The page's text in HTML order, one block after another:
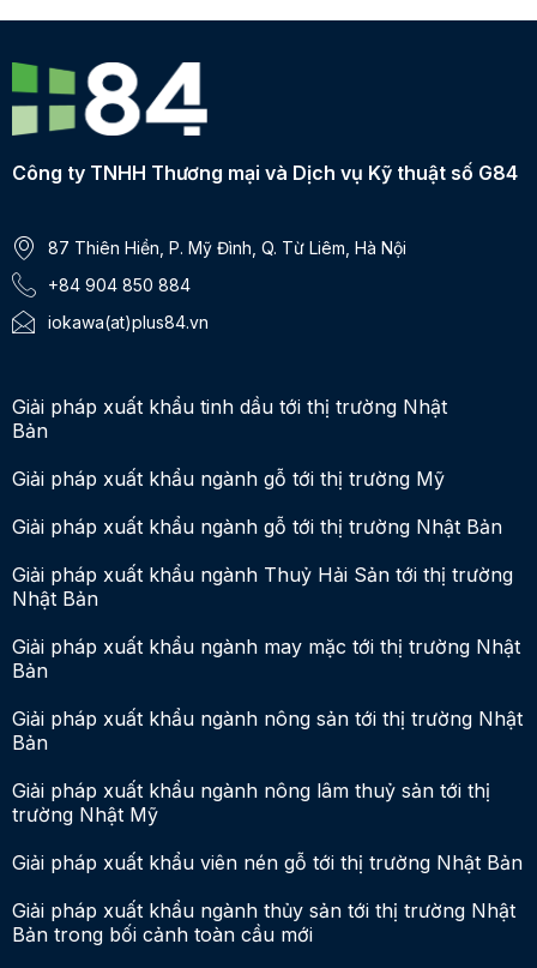
Công ty TNHH Thương mại và Dịch vụ Kỹ thuật số G84
87 Thiên Hiền, P. Mỹ Đình, Q. Từ Liêm, Hà Nội
+84 904 850 884
iokawa(at)plus84.vn
Giải pháp xuất khẩu tinh dầu tới thị trường Nhật
Bản
Giải pháp xuất khẩu ngành gỗ tới thị trường Mỹ
Giải pháp xuất khẩu ngành gỗ tới thị trường Nhật Bản
Giải pháp xuất khẩu ngành Thuỷ Hải Sản tới thị trường
Nhật Bản
Giải pháp xuất khẩu ngành may mặc tới thị trường Nhật
Bản
Giải pháp xuất khẩu ngành nông sản tới thị trường Nhật
Bản
Giải pháp xuất khẩu ngành nông lâm thuỷ sản tới thị
trường Nhật Mỹ
Giải pháp xuất khẩu viên nén gỗ tới thị trường Nhật Bản
Giải pháp xuất khẩu ngành thủy sản tới thị trường Nhật
Bản trong bối cảnh toàn cầu mới